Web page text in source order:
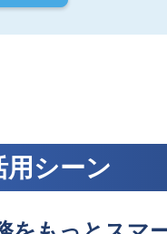
シーン